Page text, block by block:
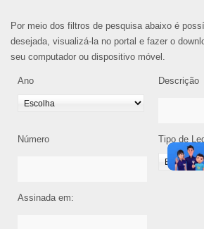
Por meio dos filtros de pesquisa abaixo é
desejada, visualizá-la no portal e fazer o
seu computador ou dispositivo móvel.
Ano Descrição
Número Tipo de
Assinada em: